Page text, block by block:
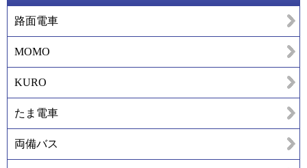
路面電車
MOMO
KURO
たま電車
両備バス